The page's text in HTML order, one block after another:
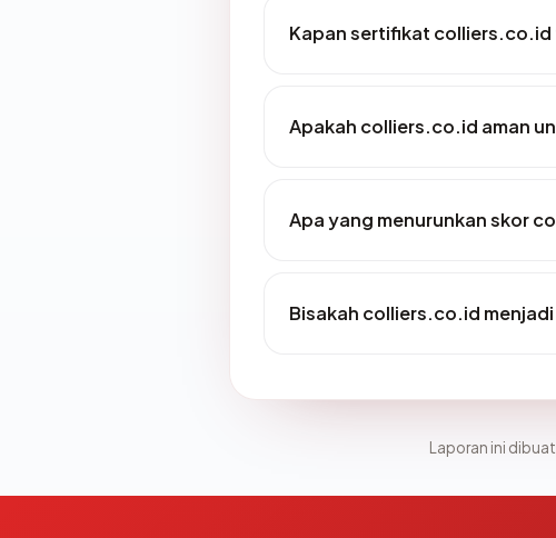
Kapan sertifikat colliers.co.id
Apakah colliers.co.id aman
Apa yang menurunkan skor
Bisakah colliers.co.id
Laporan ini